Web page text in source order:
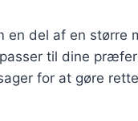
en del af en større
til dine
for at gøre